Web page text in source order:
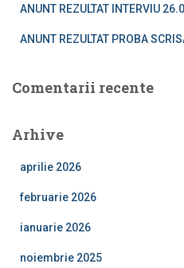
ANUNT REZULTAT INTERVIU
ANUNT REZULTAT PROBA
Comentarii recente
Arhive
aprilie 2026
februarie 2026
ianuarie 2026
noiembrie 2025